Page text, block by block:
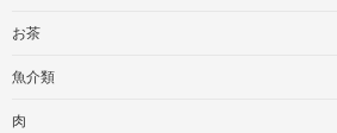
お茶
魚介類
肉